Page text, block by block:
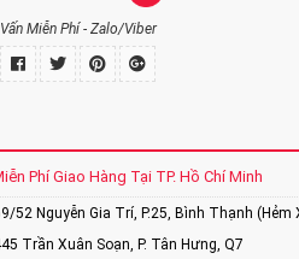
Miễn Phí - Zalo/Viber
Phí Giao Hàng Tại TP. Hồ Chí Minh
52 Nguyễn Gia Trí, P.25, Bình Thạnh (Hẻm
Trần Xuân Soạn, P. Tân Hưng, Q7